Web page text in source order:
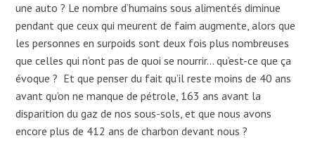
une auto ? Le nombre d’humains sous alimentés diminue
pendant que ceux qui meurent de faim augmente, alors que
les personnes en surpoids sont deux fois plus nombreuses
que celles qui n’ont pas de quoi se nourrir… qu’est-ce que ça
évoque ? Et que penser du fait qu’il reste moins de 40 ans
avant qu’on ne manque de pétrole, 163 ans avant la
disparition du gaz de nos sous-sols, et que nous avons
encore plus de 412 ans de charbon devant nous ?